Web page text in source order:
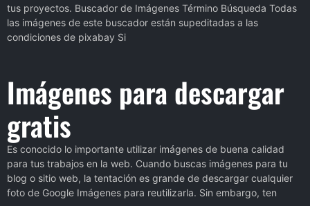
tus proyectos. Buscador de Imágenes Término Búsqueda Todas
las imágenes de este buscador están supeditadas a las
condiciones de pixabay Si
Imágenes para descargar
gratis
Es conocido lo importante utilizar imágenes de buena calidad
para tus trabajos en la web. Cuando buscas imágenes para tu
blog o sitio web, la tentación es grande de descargar cualquier
foto de Google Imágenes para reutilizarla. Sin embargo, ten